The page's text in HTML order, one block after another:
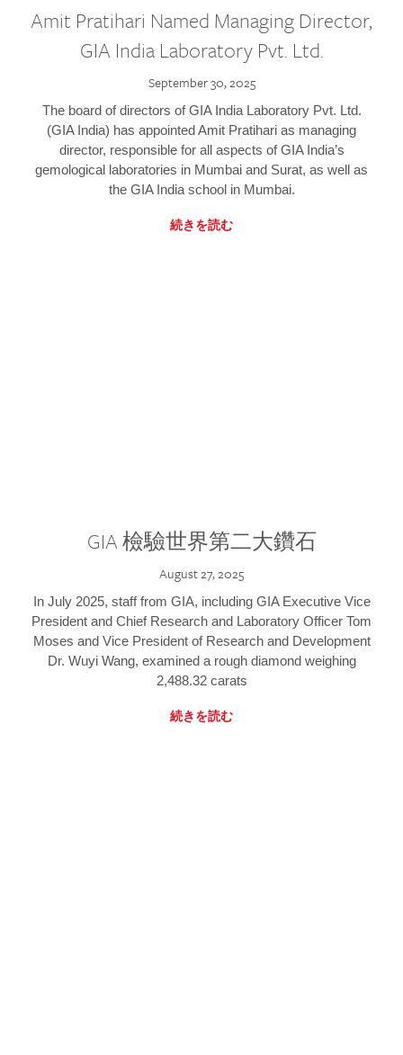
Amit Pratihari Named Managing Director,
GIA India Laboratory Pvt. Ltd.
September 30, 2025
The board of directors of GIA India Laboratory Pvt. Ltd.
(GIA India) has appointed Amit Pratihari as managing
director, responsible for all aspects of GIA India’s
gemological laboratories in Mumbai and Surat, as well as
the GIA India school in Mumbai.
続きを読む
GIA 檢驗世界第二大鑽石
August 27, 2025
In July 2025, staff from GIA, including GIA Executive Vice
President and Chief Research and Laboratory Officer Tom
Moses and Vice President of Research and Development
Dr. Wuyi Wang, examined a rough diamond weighing
2,488.32 carats
続きを読む